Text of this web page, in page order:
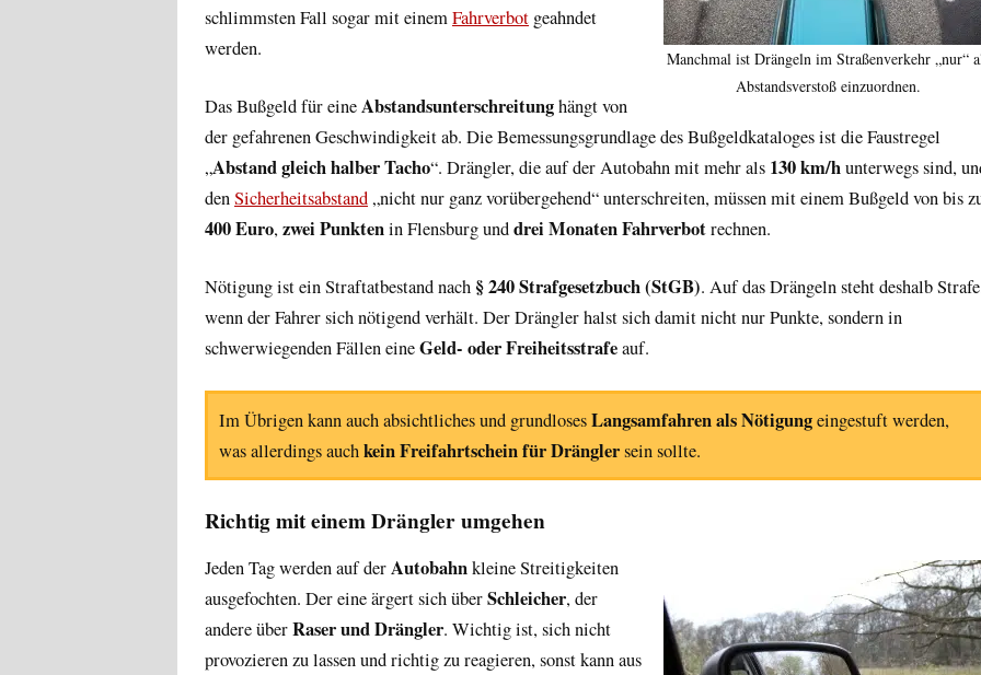
Manchmal ist Drängeln im Straßenverkehr „nur“
Abstandsverstoß einzuordnen.
schlimmsten Fall sogar mit einemFahrverbot geahndet
werden.
Das Bußgeld für eineAbstandsunterschreitunghängt von
der gefahrenen Geschwindigkeit ab. Die Bemessungsgrundlage des Bußgeldkataloges ist die Faustregel
„Abstand gleich halber Tacho“. Drängler, die auf der Autobahn mit mehr als 130 km/hunterwegs sind,
denSicherheitsabstand„nicht nur ganz vorübergehend“ unterschreiten, müssen mit einem Bußgeld von bis
400 Euro, zwei Punktenin Flensburg unddrei Monaten Fahrverbotrechnen.
Nötigung ist ein Straftatbestand nach § 240 Strafgesetzbuch (StGB). Auf das Drängeln steht deshalb
wenn der Fahrer sich nötigend verhält. Der Drängler halst sich damit nicht nur Punkte, sondern in
schwerwiegenden Fällen eineGeld- oder Freiheitsstrafeauf.
Im Übrigen kann auch absichtliches und grundlosesLangsamfahren als Nötigungeingestuft werden,
was allerdings auchkein Freifahrtschein für Dränglersein sollte.
Richtig mit einem Drängler umgehen
Jeden Tag werden auf derAutobahnkleine Streitigkeiten
ausgefochten. Der eine ärgert sich überSchleicher, der
andere überRaser und Drängler. Wichtig ist, sich nicht
provozieren zu lassen und richtig zu reagieren, sonst kann aus